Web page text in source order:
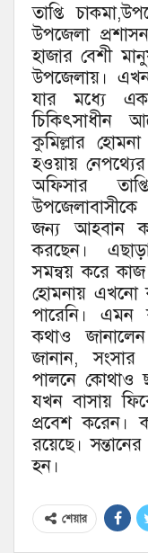
তাপ্তি
উপজেলা
হাজার বেশী
উপজেলায়। এখন
যার মধ্যে
চিকিৎসাধীন
কুমিল্লার
হওয়ায়
অফিসার
জন্য আহবান
করছেন।
সমন্বয় করে কাজ
হোমনায় এখনো
পারেনি। এমন
কথাও
জানান, সংসার
পালনে কোথাও
যখন বাসায়
প্রবেশ করেন।
রয়েছে।
হন।
শেয়ার